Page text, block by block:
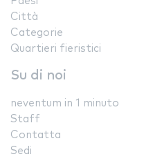
Città
Categorie
Quartieri fieristici
Su di noi
neventum in 1 minuto
Staff
Contatta
Sedi